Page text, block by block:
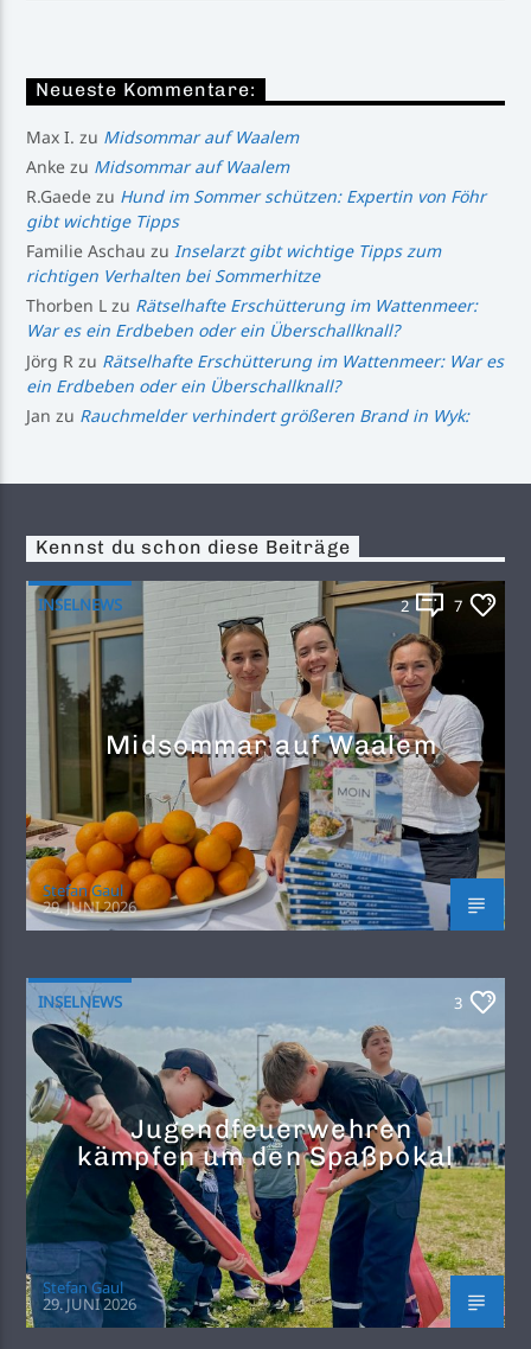
Neueste Kommentare:
Max I. zu Midsommar auf Waalem
Anke zu Midsommar auf Waalem
R.Gaede zu Hund im Sommer schützen: Expertin von Föhr
gibt wichtige Tipps
Familie Aschau zuInselarzt gibt wichtige Tipps zum
richtigen Verhalten bei Sommerhitze
Thorben L zu Rätselhafte Erschütterung im Wattenmeer:
War es ein Erdbeben oder ein Überschallknall?
Jörg R zu Rätselhafte Erschütterung im Wattenmeer: War es
ein Erdbeben oder ein Überschallknall?
Jan zu Rauchmelder verhindert größeren Brand in Wyk:
Kennst du schon diese Beiträge
INSELNEWS 2 7
Midsommar auf Waalem
Stefan Gaul
29. JUNI 2026
INSELNEWS 3
Jugendfeuerwehren
kämpfen um den Spaßpokal
Stefan Gaul
29. JUNI 2026